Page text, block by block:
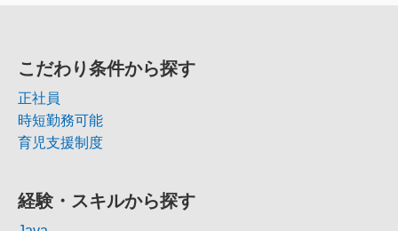
こだわり条件から探す
正社員
時短勤務可能
育児支援制度
経験・スキルから探す